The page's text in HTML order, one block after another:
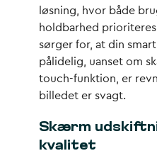
løsning, hvor både
holdbarhed
sørger for, at din
pålidelig, uanset om
touch-funktion, er
billedet er svagt.
Skærm
kvalitet